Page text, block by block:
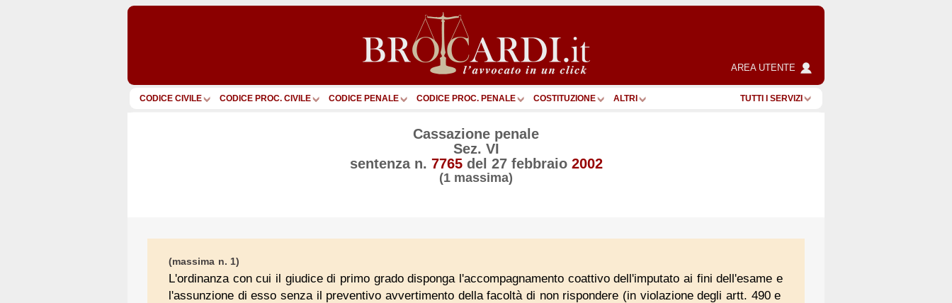
AREA UTENTE
CODICE CIVILE CODICE PROC. CIVILE CODICE PENALE CODICE PROC. PENALE COSTITUZIONE ALTRI TUTTI I SERVIZI
Cassazione penale
Sez. VI
sentenza n. 7765 del 27 febbraio 2002
(1 massima)
(massima n. 1)
L'ordinanza con cui il giudice di primo grado disponga l'accompagnamento coattivo dell'imputato ai fini dell'esame e
l'assunzione di esso senza il preventivo avvertimento della facoltà di non rispondere (in violazione degli artt. 490 e